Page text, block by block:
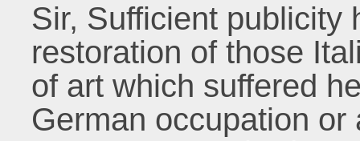
Sir, Sufficient publicity
restoration of those
of art which suffered
German occupation